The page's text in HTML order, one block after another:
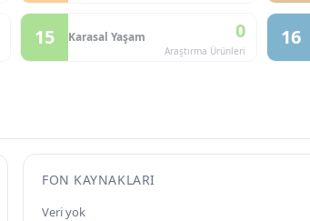
15 Karasal Yaşam 0
Araştırma Ürünleri
16
FON KAYNAKLARI
Veri yok